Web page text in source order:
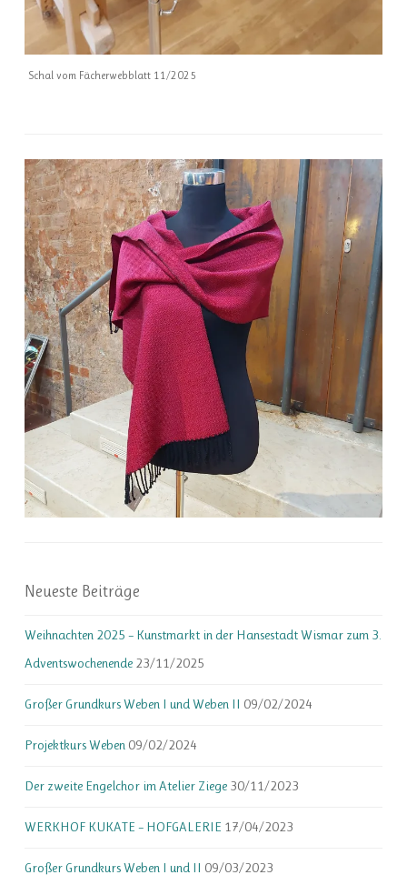
Schal vom Fächerwebblatt 11/2025
Neueste Beiträge
Weihnachten 2025 – Kunstmarkt in der Hansestadt Wismar zum 3.
Adventswochenende 23/11/2025
Großer Grundkurs Weben I und Weben II 09/02/2024
Projektkurs Weben 09/02/2024
Der zweite Engelchor im Atelier Ziege 30/11/2023
WERKHOF KUKATE – HOFGALERIE 17/04/2023
Großer Grundkurs Weben I und II 09/03/2023